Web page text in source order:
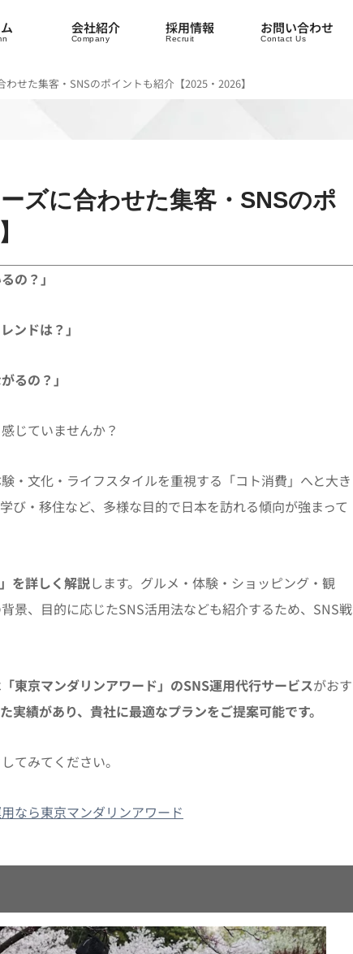
会社紹介
Company
採用情報
Recruit
お問い合わせ
Contact Us
せた集客・SNSのポイントも紹介【2025・2026】
ズに合わせた集客・SNSのポ
の？」
ンドは？」
るの？」
じていませんか？
・文化・ライフスタイルを重視する「コト消費」へと大き
び・移住など、多様な目的で日本を訪れる傾向が強まって
を詳しく解説します。グルメ・体験・ショッピング・観
景、目的に応じたSNS活用法なども紹介するため、SNS戦
「東京マンダリンアワード」のSNS運用代行サービスがおす
績があり、貴社に最適なプランをご提案可能です。
てみてください。
なら東京マンダリンアワード